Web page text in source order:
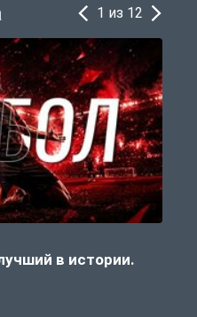
1 из 12
в истории.